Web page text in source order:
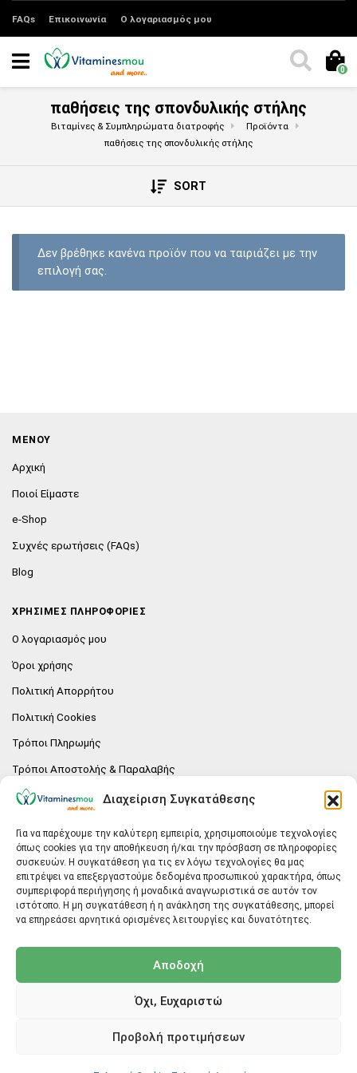
Διαχείριση Συγκατάθεσης
Για να παρέχουμε την καλύτερη εμπειρία, χρησιμοποιούμε τεχνολογίες
όπως cookies για την αποθήκευση ή/και την πρόσβαση σε πληροφορίες
συσκευών. Η συγκατάθεση για τις εν λόγω τεχνολογίες θα μας
επιτρέψει να επεξεργαστούμε δεδομένα προσωπικού χαρακτήρα, όπως
συμπεριφορά περιήγησης ή μοναδικά αναγνωριστικά σε αυτόν τον
ιστότοπο. Η μη συγκατάθεση ή η ανάκληση της συγκατάθεσης, μπορεί
να επηρεάσει αρνητικά ορισμένες λειτουργίες και δυνατότητες.
Αποδοχή
Όχι, Ευχαριστώ
Προβολή προτιμήσεων
FAQs Επικοινωνία Ο λογαριασμός μου
0
παθήσεις της σπονδυλικής στήλης
Βιταμίνες & Συμπληρώματα διατροφής
Προϊόντα
παθήσεις της σπονδυλικής στήλης
SORT
Δεν βρέθηκε κανένα προϊόν που να ταιριάζει με την
επιλογή σας.
ΜΕΝΟΥ
Αρχική
Ποιοί Είμαστε
e-Shop
Συχνές ερωτήσεις (FAQs)
Blog
ΧΡΗΣΙΜΕΣ ΠΛΗΡΟΦΟΡΙΕΣ
Ο λογαριασμός μου
Όροι χρήσης
Πολιτική Απορρήτου
Πολιτική Cookies
Τρόποι Πληρωμής
Τρόποι Αποστολής & Παραλαβής
Πολιτική επιστροφών
E-SHOP
Vitaminesmou.gr.
Άγιος Δημήτριος T.K.17236
Αττική
Copyright ©2026 Vitaminesmou.gr